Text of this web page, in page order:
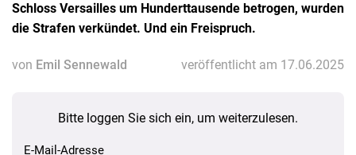
Schloss Versailles um Hunderttausende betrogen, wurden
die Strafen verkündet. Und ein Freispruch.
von Emil Sennewald veröffentlicht am 17.06.2025
Bitte loggen Sie sich ein, um weiterzulesen.
E-Mail-Adresse